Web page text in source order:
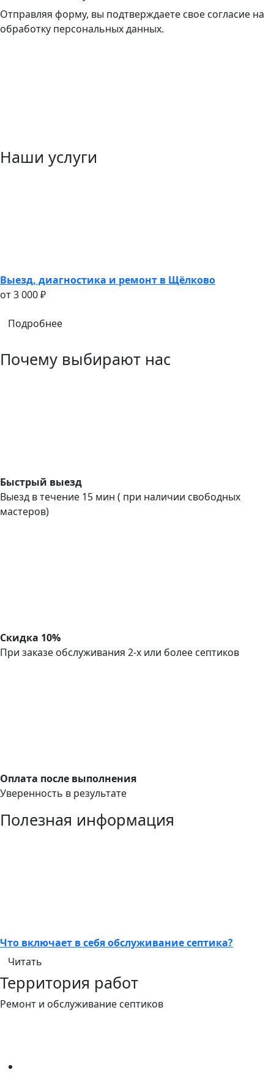
Отправляя форму, вы подтверждаете свое согласие на
обработку персональных данных.
Наши услуги
Выезд, диагностика и ремонт в Щёлково
oт 3 000 ₽
Подробнее
Почему выбирают нас
Быстрый выезд
Выезд в течение 15 мин ( при наличии свободных
мастеров)
Скидка 10%
При заказе обслуживания 2-х или более септиков
Оплата после выполнения
Уверенность в результате
Полезная информация
Что включает в себя обслуживание септика?
Читать
Территория работ
Ремонт и обслуживание септиков